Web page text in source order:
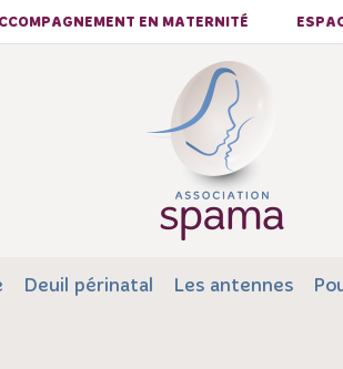
EN MATERNITÉ
Deuil périnatal Les antennes